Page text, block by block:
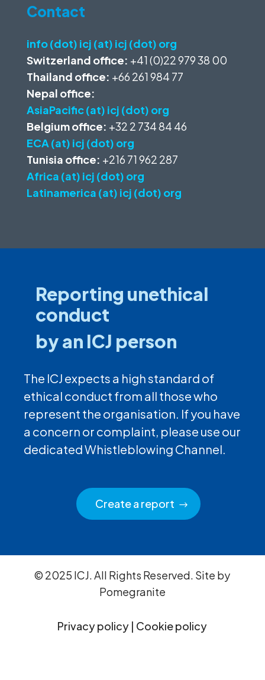
Contact
info (dot) icj (at) icj (dot) org
Switzerland office: +41 (0)22 979 38 00
Thailand office: +66 261 984 77
Nepal office:
AsiaPacific (at) icj (dot) org
Belgium office: +32 2 734 84 46
ECA (at) icj (dot) org
Tunisia office: +216 71 962 287
Africa (at) icj (dot) org
Latinamerica (at) icj (dot) org
Reporting unethical
conduct
by an ICJ person
The ICJ expects a high standard of
ethical conduct from all those who
represent the organisation. If you have
a concern or complaint, please use our
dedicated Whistleblowing Channel.
Create a report
© 2025 ICJ. All Rights Reserved. Site by
Pomegranite
Privacy policy | Cookie policy